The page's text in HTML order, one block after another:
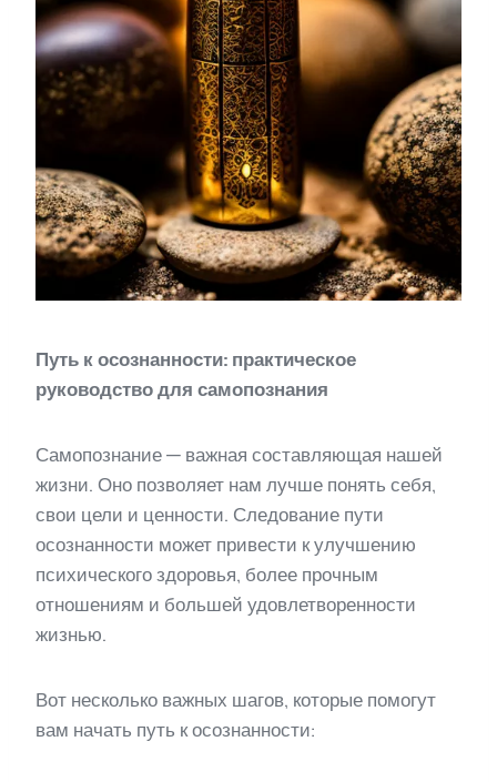
Путь к осознанности: практическое
руководство для самопознания
Самопознание — важная составляющая нашей
жизни. Оно позволяет нам лучше понять себя,
свои цели и ценности. Следование пути
осознанности может привести к улучшению
психического здоровья, более прочным
отношениям и большей удовлетворенности
жизнью.
Вот несколько важных шагов, которые помогут
вам начать путь к осознанности: